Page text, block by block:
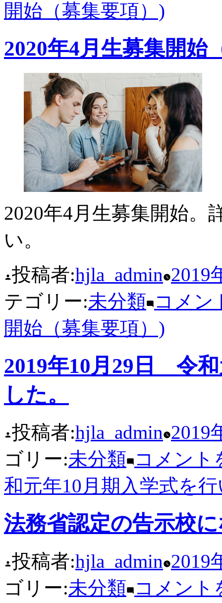
開始（募集要項）)
2020年4月生募集開始
2020年4月生募集開始。
い。
投稿者:hjla_admin 2019
テゴリー:未分類 コメン
開始（募集要項）)
2019年10月29日 令
した。
投稿者:hjla_admin 2019
ゴリー:未分類 コメント
和元年10月期入学式を
法務省認定の告示校
投稿者:hjla_admin 2019
ゴリー:未分類 コメント